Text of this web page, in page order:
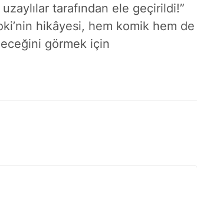
tarafından ele geçirildi!”
hikâyesi, hem komik hem de
görmek için